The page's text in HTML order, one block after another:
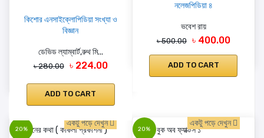
কিশোর এনসাইক্লোপিডিয়া সংখ্যা ও
বিজ্ঞান
ডেভিড ল্যাম্বার্ট,রুথ মি...
৳ 280.00 ৳ 224.00
ADD TO CART
নলেজপিডিয়া ৪
ভবেশ রায়
৳ 500.00 ৳ 400.00
ADD TO CART
20%
একটু পড়ে দেখুন
20%
একটু পড়ে দেখুন